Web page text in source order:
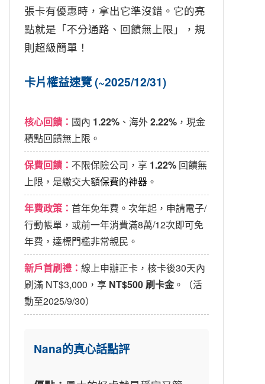
張卡有優惠時，拿出它準沒錯。它的亮
點就是「不分通路、回饋無上限」，規
則超級簡單！
卡片權益速覽 (~2025/12/31)
核心回饋： 國內 1.22% 、海外2.22% ，現金
積點回饋無上限。
保費回饋： 不限保險公司，享 1.22% 回饋無
上限，是繳交大額保費的神器 。
年費政策： 首年免年費。次年起，申請電子/
行動帳單，或前一年消費滿8萬/12次即可免
年費，達標門檻非常親民。
新戶首刷禮： 線上申辦正卡，核卡後30天內
刷滿 NT$3,000，享 NT$500 刷卡金 。（活
動至2025/9/30）
Nana的真心話點評